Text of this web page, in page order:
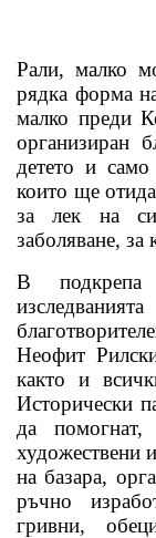
Рали, малко
рядка форма
малко преди
организиран
детето и
които ще
за лек на
заболяване,
В подкрепа
Неофит
както и
Исторически
да
художествени
на базара,
ръчно
гривни,